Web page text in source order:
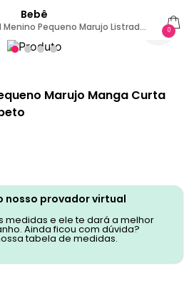
Bebê
Pequeno Marujo Listrado
6 M / BRANCO E MARINHO
0
Marujo Manga Curta
nosso provador virtual
medidas e ele te dará a melhor
Ainda ficou com dúvida?
tabela de medidas.